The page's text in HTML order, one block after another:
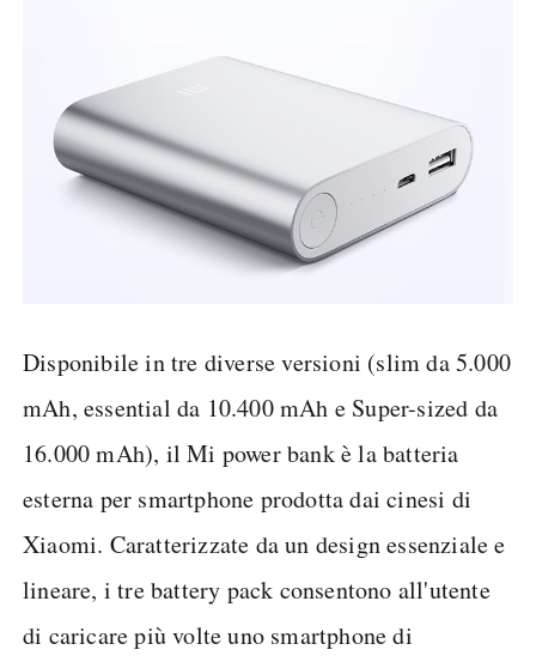
Disponibile in tre diverse versioni (slim da 5.000
mAh, essential da 10.400 mAh e Super-sized da
16.000 mAh), il Mi power bank è la batteria
esterna per smartphone prodotta dai cinesi di
Xiaomi. Caratterizzate da un design essenziale e
lineare, i tre battery pack consentono all'utente
di caricare più volte uno smartphone di